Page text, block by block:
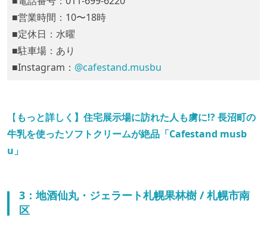
■営業時間：10〜18時
■定休日：水曜
■駐車場：あり
■Instagram： @cafestand.musbu
【 もっと詳しく】住宅展示場に訪れた人も虜に!? 長沼町の
牛乳を使ったソフトクリームが絶品「Cafestand musb
u」
3：地酒仙丸・ジェラート札幌果林樹 / 札幌市南
区